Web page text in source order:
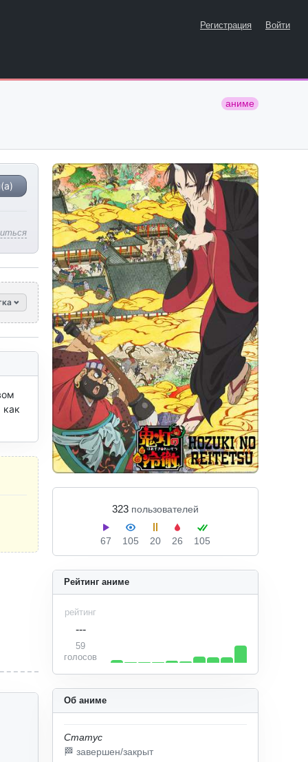
Регистрация Войти
аниме
323 пользователей
67 105 20 26 105
Об аниме
Статус
🏁 завершен/закрыт
Рейтинг аниме
рейтинг
---
59
голосов